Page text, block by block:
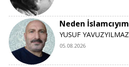
Neden İslamcıyım
YUSUF YAVUZYILMAZ
05.08.2026